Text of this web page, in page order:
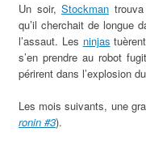
Un soir, Stockman
qu’il cherchait de longue
l’assaut. Les ninjas
s’en prendre au robot
périrent dans l’explosion
Les mois suivants, une
ronin #3).